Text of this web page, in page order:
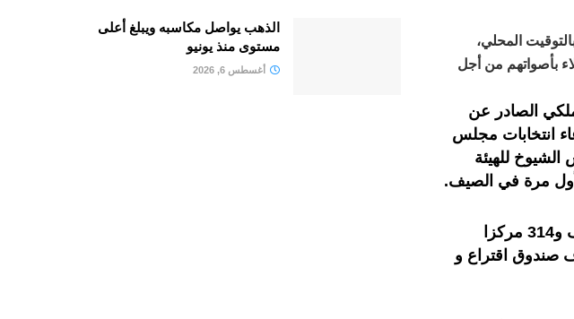
المحلي،
من 37.4 مليون ناخب من الإدلاء بأصواتهم من أجل
الصادر عن
انتخابات مجلس
أصل 265 عضوا في مجلس الشيوخ للهيئة
مرة في الصيف.
وسيجري التصويت من الساعة 9 صباحا حتى الساعة 8 مساء في 60 ألف و314 مركزا
على 22 ألف و562 موقعا انتخابيا، حيث تم توزيع 210 آلاف صندوق اقتراع و
الذهب يواصل مكاسبه ويبلغ أعلى
مستوى منذ يونيو
أغسطس 6, 2026